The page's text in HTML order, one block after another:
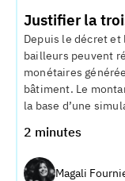
Justifier la
Depuis le décret et
bailleurs peuvent
monétaires
bâtiment. Le
la base d’une
2 minutes
Magali